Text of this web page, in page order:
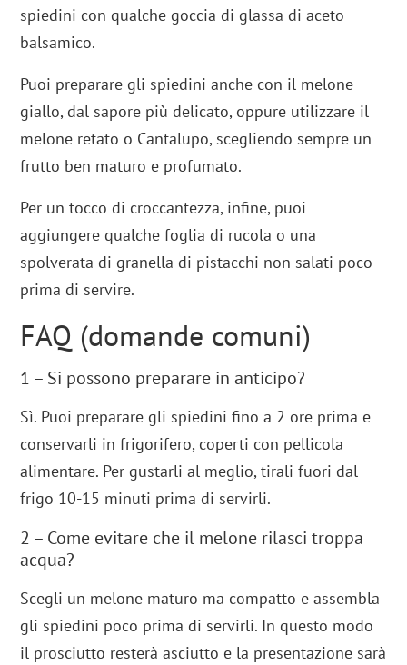
spiedini con qualche goccia di glassa di aceto
balsamico.
Puoi preparare gli spiedini anche con il melone
giallo, dal sapore più delicato, oppure utilizzare il
melone retato o Cantalupo, scegliendo sempre un
frutto ben maturo e profumato.
Per un tocco di croccantezza, infine, puoi
aggiungere qualche foglia di rucola o una
spolverata di granella di pistacchi non salati poco
prima di servire.
FAQ (domande comuni)
1 – Si possono preparare in anticipo?
Sì. Puoi preparare gli spiedini fino a 2 ore prima e
conservarli in frigorifero, coperti con pellicola
alimentare. Per gustarli al meglio, tirali fuori dal
frigo 10-15 minuti prima di servirli.
2 – Come evitare che il melone rilasci troppa
acqua?
Scegli un melone maturo ma compatto e assembla
gli spiedini poco prima di servirli. In questo modo
il prosciutto resterà asciutto e la presentazione sarà